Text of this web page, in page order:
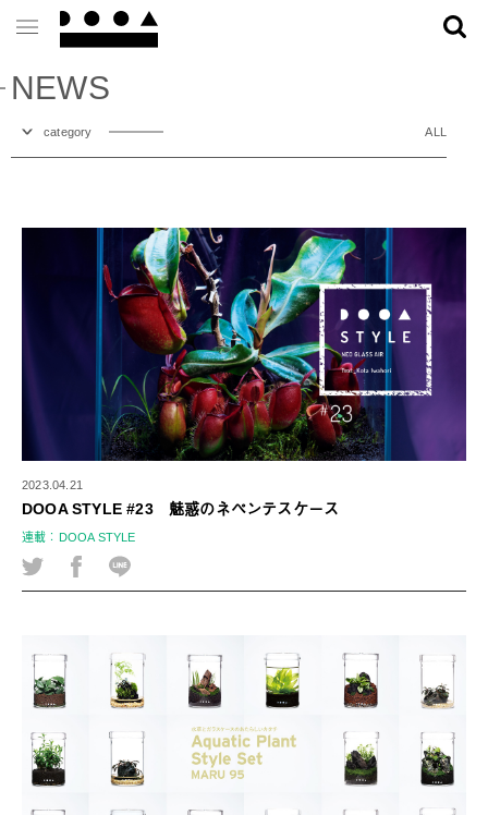
NEWS
category ALL
2023.04.21
DOOA STYLE #23 魅惑のネペンテスケース
連載：DOOA STYLE